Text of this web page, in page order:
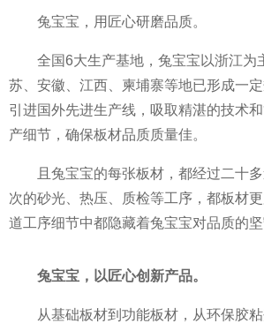
兔宝宝，用匠心研磨品质。
全国6大生产基地，兔宝宝以浙江为
苏、安徽、江西、柬埔寨等地已形成一定
引进国外先进生产线，吸取精湛的技术
产细节，确保板材品质质量佳。
且兔宝宝的每张板材，都经过二十
次的砂光、热压、质检等工序，都板材
道工序细节中都隐藏着兔宝宝对品质的坚
兔宝宝，以匠心创新产品。
从基础板材到功能板材，从环保胶